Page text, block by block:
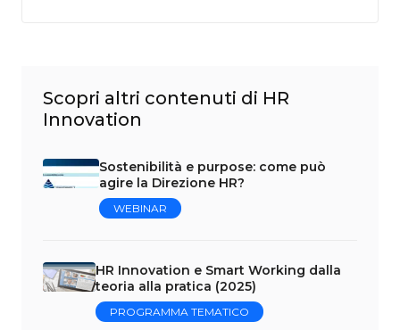
Scopri altri contenuti di HR
Innovation
Sostenibilità e purpose: come può
agire la Direzione HR?
WEBINAR
HR Innovation e Smart Working dalla
teoria alla pratica (2025)
PROGRAMMA TEMATICO